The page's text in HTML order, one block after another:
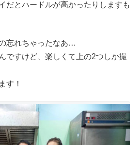
だとハードルが高かったりしますも
忘れちゃったなあ…
ですけど、楽しくて上の2つしか撮
す！